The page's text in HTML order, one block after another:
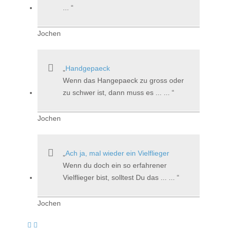
Jochen
Handgepaeck
Wenn das Hangepaeck zu gross oder
zu schwer ist, dann muss es ... ...
Jochen
Ach ja, mal wieder ein Vielflieger
Wenn du doch ein so erfahrener
Vielflieger bist, solltest Du das ... ...
Jochen